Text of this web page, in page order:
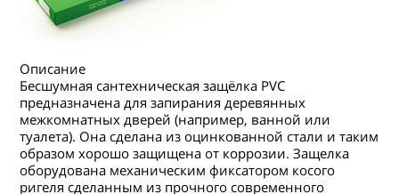
Описание
Бесшумная сантехническая защёлка PVC
предназначена для запирания деревянных
межкомнатных дверей (например, ванной или
туалета). Она сделана из оцинкованной стали и таким
образом хорошо защищена от коррозии. Защелка
оборудована механическим фиксатором косого
ригеля сделанным из прочного современного